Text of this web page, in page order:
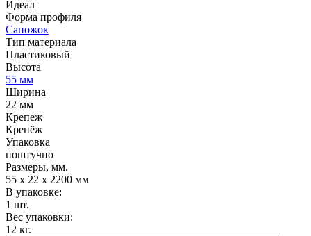
Идеал
Форма профиля
Сапожок
Тип материала
Пластиковый
Высота
55 мм
Ширина
22 мм
Крепеж
Крепёж
Упаковка
поштучно
Размеры, мм.
55 х 22 х 2200 мм
В упаковке:
1 шт.
Вес упаковки:
12 кг.